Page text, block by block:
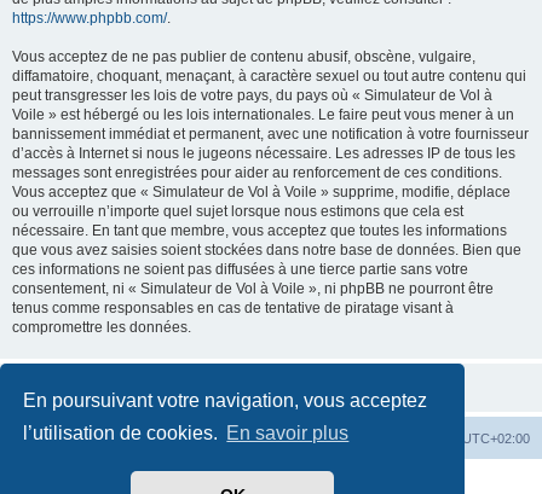
En poursuivant votre navigation, vous acceptez
l’utilisation de cookies. En savoir plus
https://www.phpbb.com/.
Vous acceptez de ne pas publier de contenu abusif, obscène, vulgaire,
diffamatoire, choquant, menaçant, à caractère sexuel ou tout autre contenu qui
peut transgresser les lois de votre pays, du pays où « Simulateur de Vol à
Voile » est hébergé ou les lois internationales. Le faire peut vous mener à un
bannissement immédiat et permanent, avec une notification à votre fournisseur
d’accès à Internet si nous le jugeons nécessaire. Les adresses IP de tous les
messages sont enregistrées pour aider au renforcement de ces conditions.
Vous acceptez que « Simulateur de Vol à Voile » supprime, modifie, déplace
ou verrouille n’importe quel sujet lorsque nous estimons que cela est
nécessaire. En tant que membre, vous acceptez que toutes les informations
que vous avez saisies soient stockées dans notre base de données. Bien que
ces informations ne soient pas diffusées à une tierce partie sans votre
consentement, ni « Simulateur de Vol à Voile », ni phpBB ne pourront être
tenus comme responsables en cas de tentative de piratage visant à
compromettre les données.
Index du forum UTC+02:00
Supprimer les cookies